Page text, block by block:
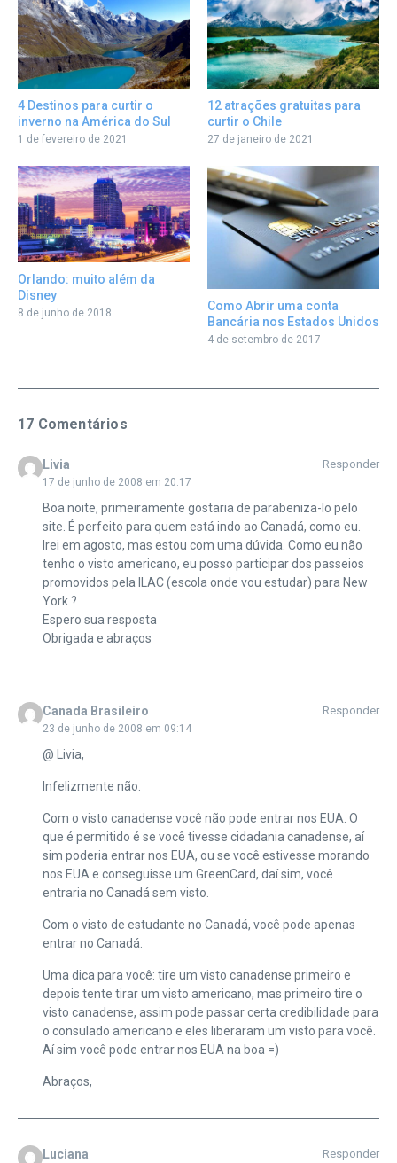
4 Destinos para curtir o
inverno na América do Sul
1 de fevereiro de 2021
12 atrações gratuitas para
curtir o Chile
27 de janeiro de 2021
Orlando: muito além da
Disney
8 de junho de 2018
Como Abrir uma conta
Bancária nos Estados Unidos
4 de setembro de 2017
17 Comentários
Livia
17 de junho de 2008 em 20:17
Responder
Boa noite, primeiramente gostaria de parabeniza-lo pelo
site. É perfeito para quem está indo ao Canadá, como eu.
Irei em agosto, mas estou com uma dúvida. Como eu não
tenho o visto americano, eu posso participar dos passeios
promovidos pela ILAC (escola onde vou estudar) para New
York ?
Espero sua resposta
Obrigada e abraços
Canada Brasileiro
23 de junho de 2008 em 09:14
Responder
@ Livia,
Infelizmente não.
Com o visto canadense você não pode entrar nos EUA. O
que é permitido é se você tivesse cidadania canadense, aí
sim poderia entrar nos EUA, ou se você estivesse morando
nos EUA e conseguisse um GreenCard, daí sim, você
entraria no Canadá sem visto.
Com o visto de estudante no Canadá, você pode apenas
entrar no Canadá.
Uma dica para você: tire um visto canadense primeiro e
depois tente tirar um visto americano, mas primeiro tire o
visto canadense, assim pode passar certa credibilidade para
o consulado americano e eles liberaram um visto para você.
Aí sim você pode entrar nos EUA na boa =)
Abraços,
Luciana Responder